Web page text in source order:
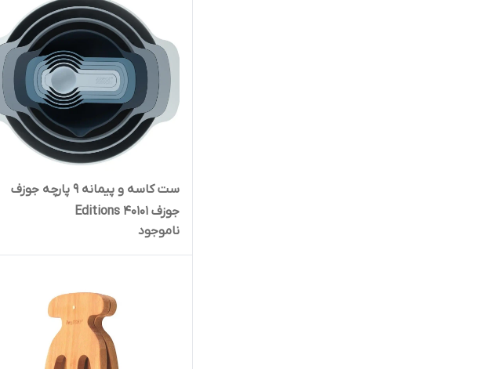
ست کاسه و پیمانه 9 پارچه جوزف
جوزف 40101 Editions
ناموجود